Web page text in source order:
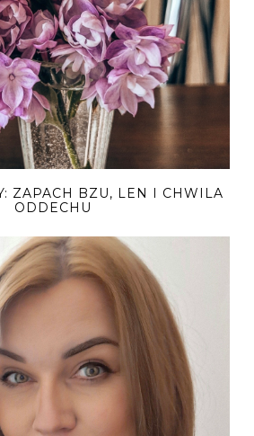
ZAPACH BZU, LEN I CHWILA
ODDECHU